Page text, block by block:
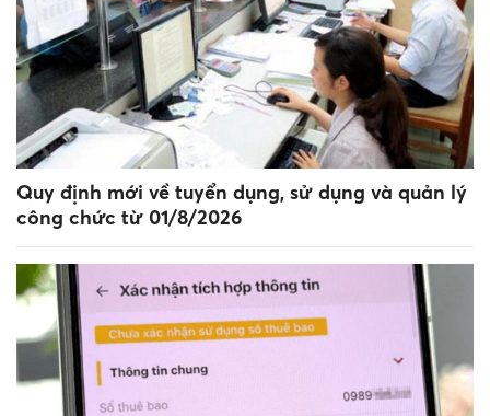
Quy định mới về tuyển dụng, sử dụng và quản lý
công chức từ 01/8/2026